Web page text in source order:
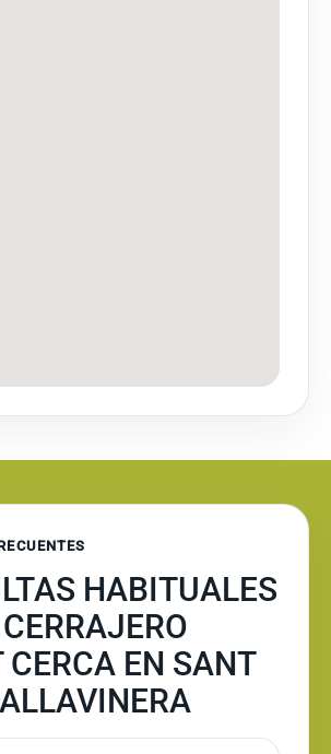
HABITUALES
CERCA EN SANT